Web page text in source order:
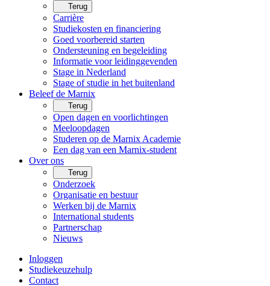
Terug
Carrière
Studiekosten en financiering
Goed voorbereid starten
Ondersteuning en begeleiding
Informatie voor leidinggevenden
Stage in Nederland
Stage of studie in het buitenland
Beleef de Marnix
Terug
Open dagen en voorlichtingen
Meeloopdagen
Studeren op de Marnix Academie
Een dag van een Marnix-student
Over ons
Terug
Onderzoek
Organisatie en bestuur
Werken bij de Marnix
International students
Partnerschap
Nieuws
Inloggen
Studiekeuzehulp
Contact